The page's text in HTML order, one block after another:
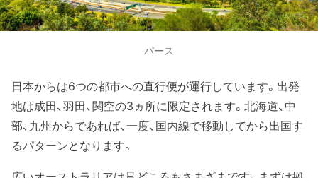
パース
日本からは6つの都市への直行便が運行しています。出発
地は成田、羽田、関空の3ヵ所に限定されます。北海道、中
部、九州からであれば、一度、国内線で移動してから出国す
るパターンとなります。